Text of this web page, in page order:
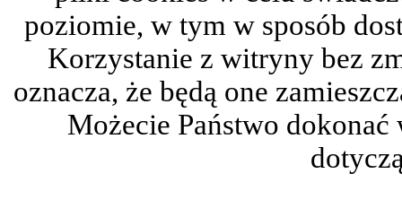
poziomie, w tym w sposób
Korzystanie z witryny bez
oznacza, że będą one
Możecie Państwo